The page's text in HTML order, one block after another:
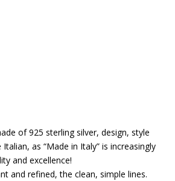
of 925 sterling silver, design, style
as “Made in Italy” is increasingly
and excellence!
and refined, the clean, simple lines.